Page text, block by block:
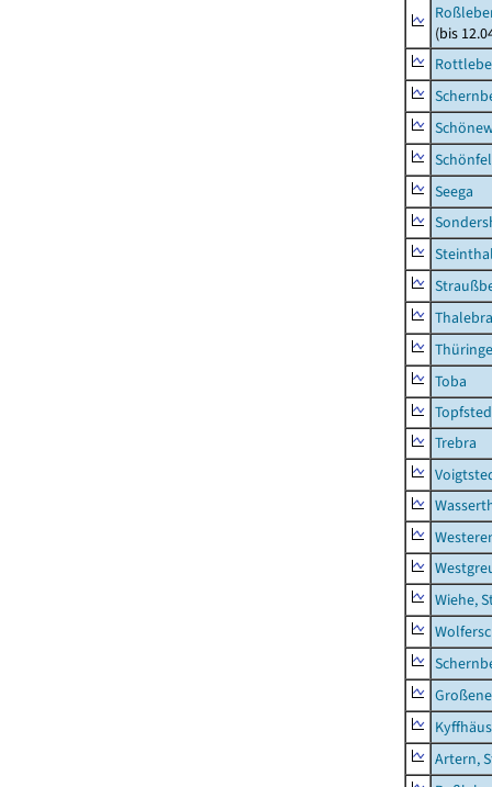
(bis
Seega
Thalebra
Toba
Trebra
Wiehe,
Artern,